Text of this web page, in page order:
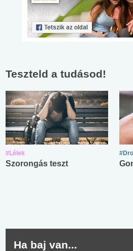
Teszteld a tudásod!
#Lélek
Szorongás teszt
Ha baj van...